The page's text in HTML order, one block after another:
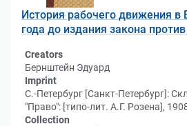
История рабочего движения в
года до издания закона
Creators
Бернштейн Эдуард
Imprint
С.-Петербург [Санкт-Петербург]:
"Право": [типо-лит. А.Г. Розена],
Collection